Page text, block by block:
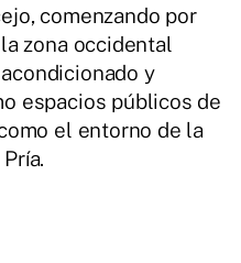
comenzando por
zona occidental
y
espacios públicos de
el entorno de la